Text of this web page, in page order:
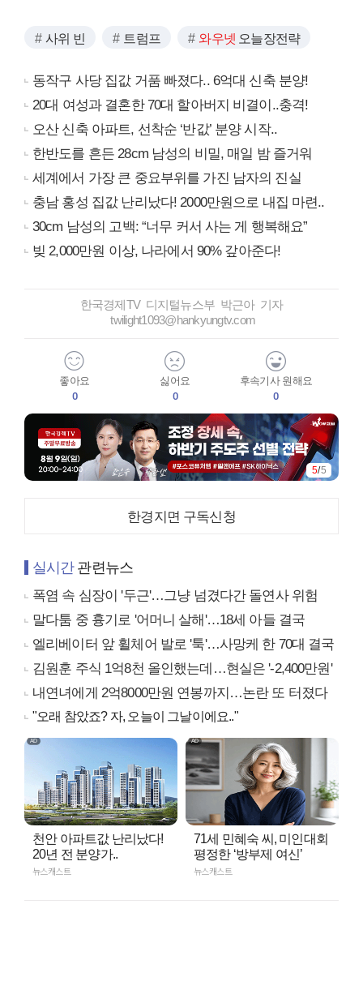
사위 빈 트럼프 와우넷 오늘장전략
동작구 사당 집값 거품 빠졌다.. 6억대 신축 분양!
20대 여성과 결혼한 70대 할아버지 비결이..충격!
오산 신축 아파트, 선착순 ‘반값’ 분양 시작..
한반도를 흔든 28cm 남성의 비밀, 매일 밤 즐거워
세계에서 가장 큰 중요부위를 가진 남자의 진실
충남 홍성 집값 난리났다! 2000만원으로 내집 마련..
30cm 남성의 고백: “너무 커서 사는 게 행복해요”
빚 2,000만원 이상, 나라에서 90% 갚아준다!
한국경제TV 디지털뉴스부 박근아 기자
twilight1093@hankyungtv.com
좋아요
0
싫어요
0
후속기사 원해요
0
5/5
한경지면 구독신청
실시간관련뉴스
폭염 속 심장이 '두근'…그냥 넘겼다간 돌연사 위험
말다툼 중 흉기로 '어머니 살해'…18세 아들 결국
엘리베이터 앞 휠체어 발로 '툭'…사망케 한 70대 결국
김원훈 주식 1억8천 올인했는데…현실은 '-2,400만원'
내연녀에게 2억8000만원 연봉까지…논란 또 터졌다
"오래 참았죠? 자, 오늘이 그날이에요.."
천안 아파트값 난리났다!
20년 전 분양가..
뉴스캐스트
71세 민혜숙 씨, 미인대회
평정한 ‘방부제 여신’
뉴스캐스트